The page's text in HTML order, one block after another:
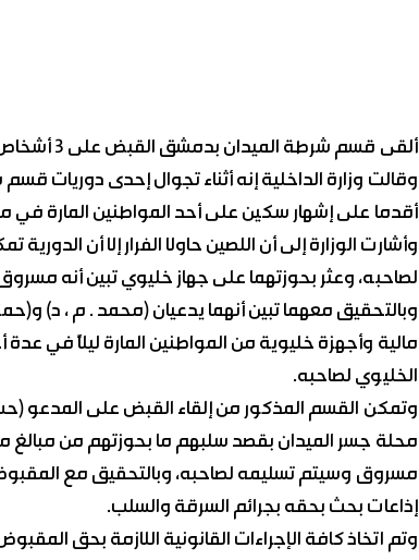
ألقى قسم شرطة الميدان بدمشق القبض على 3 أشخاص يمارسون سلب وتشليح المارة ليلاً عبر التخويف بالسلاح الأبيض.
وقالت وزارة الداخلية إنه أثناء تجوال إحدى
أقدما على إشهار سكين على أحد المواطنين المارة في
وأشارت الوزارة إلى أن اللصين حاولا الفرار إلا أن
لصاحبه، وعثر بحوزتهما على جهاز خليوي تبين أنه
وبالتحقيق معهما تبين أنهما يدعيان (محمد . م ، د)
مالية وأجهزة خليوية من المواطنين المارة ليلاً في
الخليوي لصاحبه.
وتمكن القسم المذكور من إلقاء القبض على المدعو
محلة جسر الميدان بقصد سلبهم ما بحوزتهم من مبالغ
مسروق وسيتم تسليمه لصاحبه، وبالتحقيق مع
إذاعات بحث بحقه بجرائم السرقة والسلب.
وتم اتخاذ كافة الإجراءات القانونية اللازمة بحق